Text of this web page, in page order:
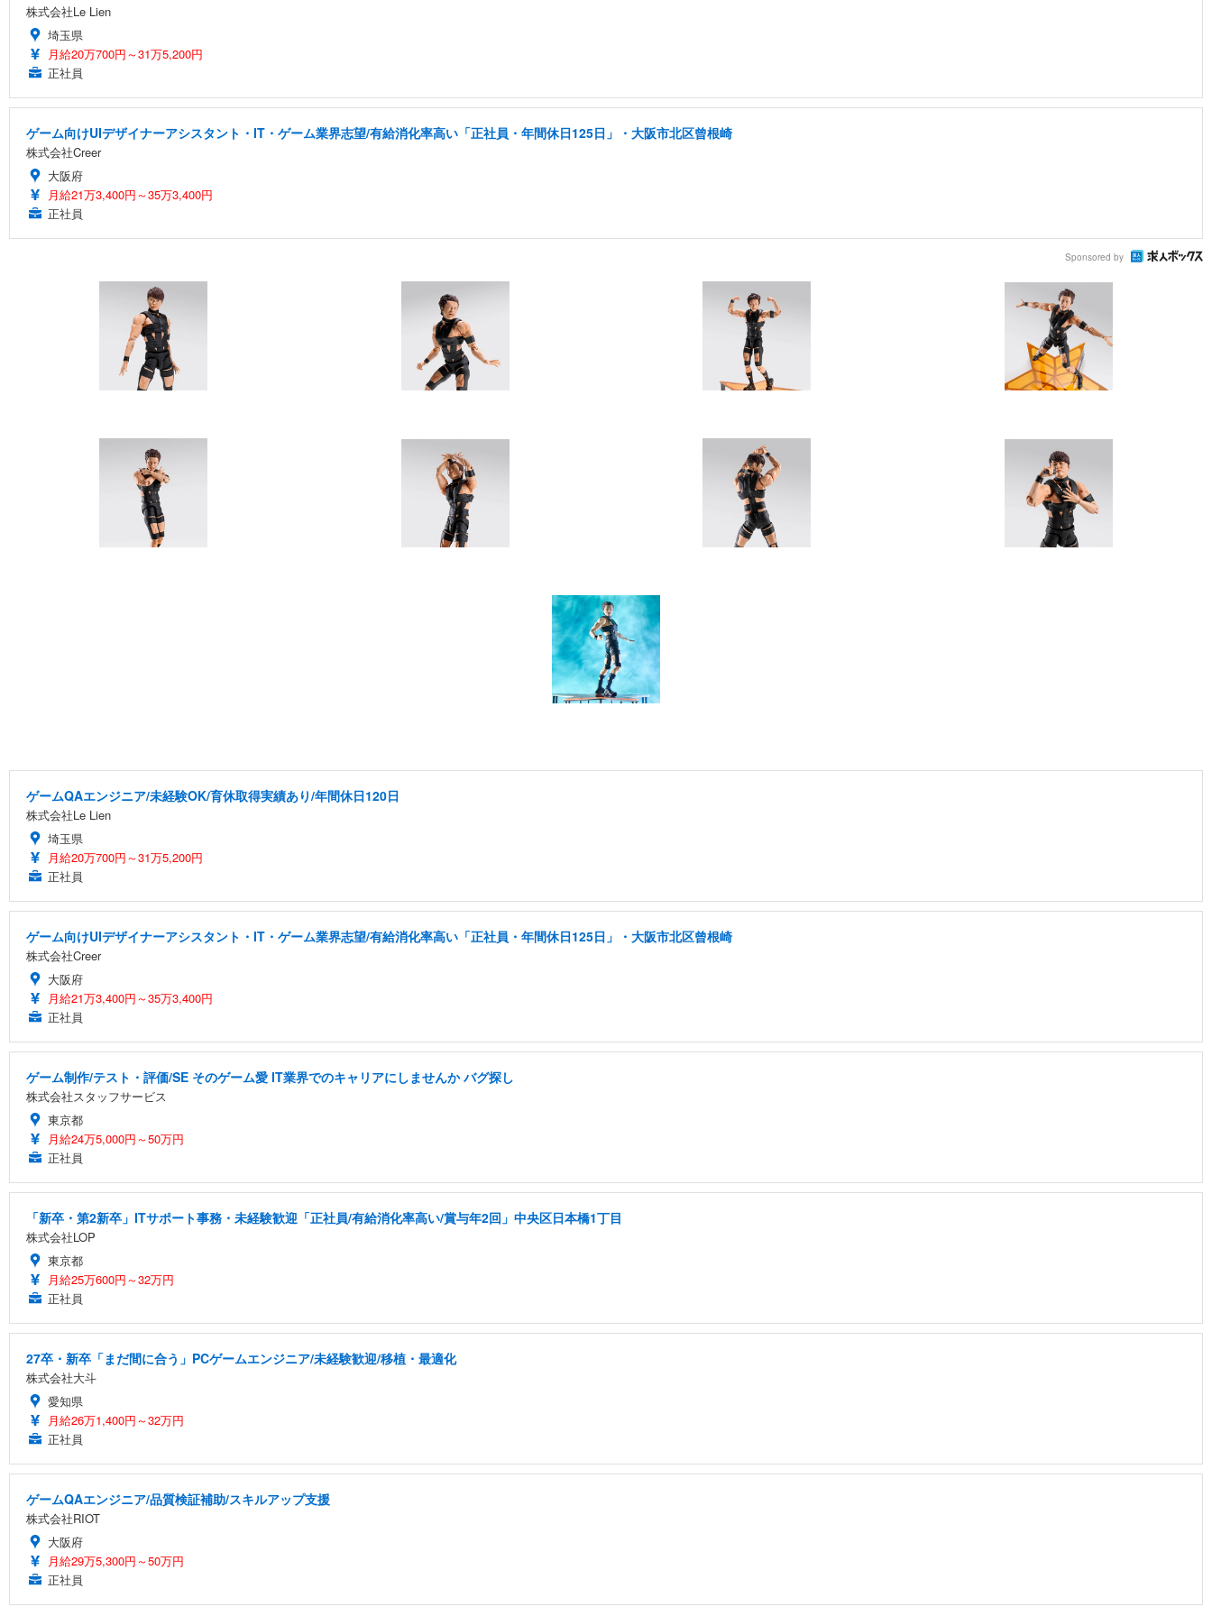
株式会社Le Lien
埼玉県
月給20万700円～31万5,200円
正社員
ゲーム向けUIデザイナーアシスタント・IT・ゲーム業界志望/有給消化率高い「正社員・年間休日125日」・大阪市北区曾根崎
株式会社Creer
大阪府
月給21万3,400円～35万3,400円
正社員
Sponsored by
ゲームQAエンジニア/未経験OK/育休取得実績あり/年間休日120日
株式会社Le Lien
埼玉県
月給20万700円～31万5,200円
正社員
ゲーム向けUIデザイナーアシスタント・IT・ゲーム業界志望/有給消化率高い「正社員・年間休日125日」・大阪市北区曾根崎
株式会社Creer
大阪府
月給21万3,400円～35万3,400円
正社員
ゲーム制作/テスト・評価/SE そのゲーム愛 IT業界でのキャリアにしませんか バグ探し
株式会社スタッフサービス
東京都
月給24万5,000円～50万円
正社員
「新卒・第2新卒」ITサポート事務・未経験歓迎「正社員/有給消化率高い/賞与年2回」中央区日本橋1丁目
株式会社LOP
東京都
月給25万600円～32万円
正社員
27卒・新卒「まだ間に合う」PCゲームエンジニア/未経験歓迎/移植・最適化
株式会社大斗
愛知県
月給26万1,400円～32万円
正社員
ゲームQAエンジニア/品質検証補助/スキルアップ支援
株式会社RIOT
大阪府
月給29万5,300円～50万円
正社員